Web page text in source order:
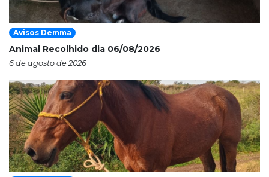
Avisos Demma
Animal Recolhido dia 06/08/2026
6 de agosto de 2026